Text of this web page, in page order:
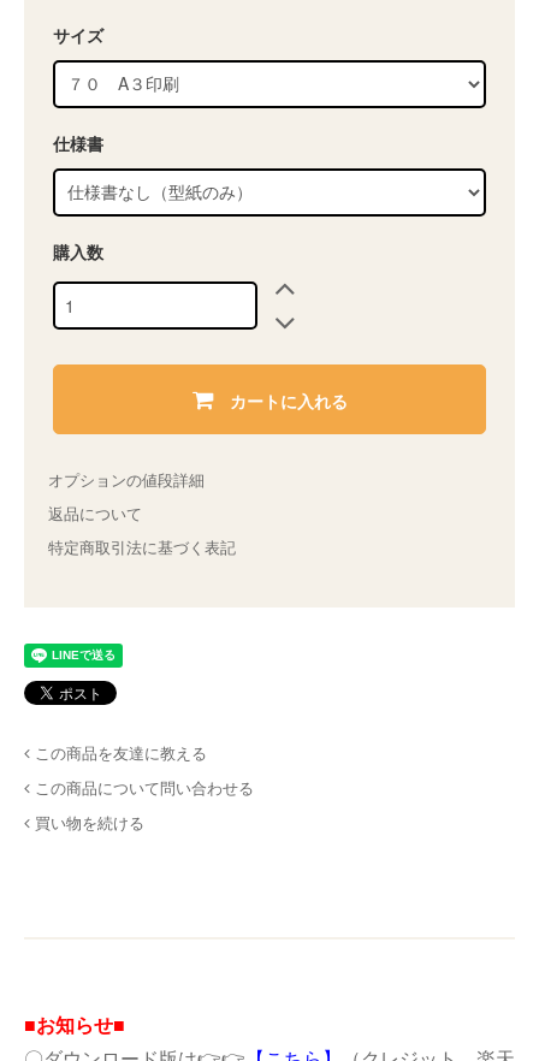
サイズ
仕様書
購入数
カートに入れる
オプションの値段詳細
返品について
特定商取引法に基づく表記
この商品を友達に教える
この商品について問い合わせる
買い物を続ける
■お知らせ■